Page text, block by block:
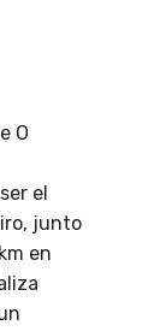
O
el
junto
en